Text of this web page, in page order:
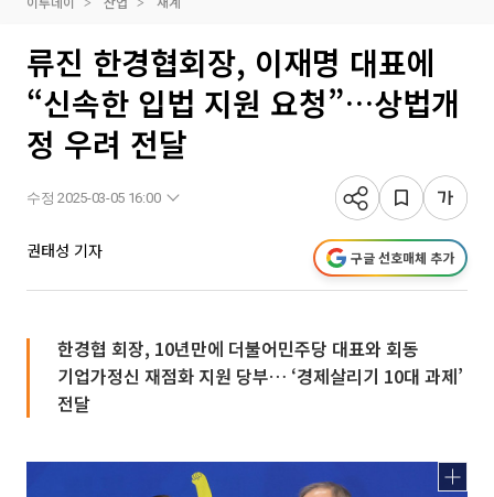
류진 한경협회장, 이재명 대표에
“신속한 입법 지원 요청”…상법개
정 우려 전달
수정 2025-03-05 16:00
권태성 기자 구글 선호매체 추가
한경협 회장, 10년만에 더불어민주당 대표와 회동
기업가정신 재점화 지원 당부… ‘경제살리기 10대 과제’
전달